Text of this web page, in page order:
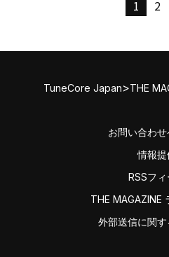
1 2
TuneCore Japan>THE
お問い合わ
情報提
RSSフィ
THE MAGAZINE
外部送信に関